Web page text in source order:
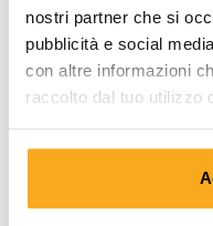
nostri partner che si
pubblicità e social
con altre informazioni
raccolto dal tuo utilizzo
Affiliato
Termini e condizioni|